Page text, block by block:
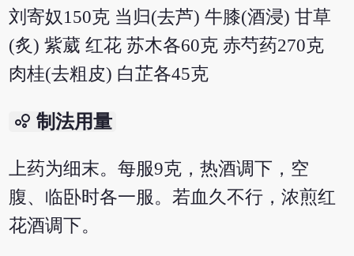
刘寄奴150克 当归(去芦) 牛膝(酒浸) 甘草
(炙) 紫葳 红花 苏木各60克 赤芍药270克
肉桂(去粗皮) 白芷各45克
bubble_chart 制法用量
上药为细末。每服9克，热酒调下，空
腹、临卧时各一服。若血久不行，浓煎红
花酒调下。